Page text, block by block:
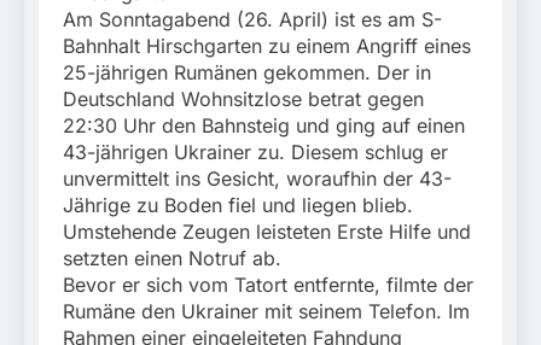
Am Sonntagabend (26. April) ist es am S-
Bahnhalt Hirschgarten zu einem Angriff eines
25-jährigen Rumänen gekommen. Der in
Deutschland Wohnsitzlose betrat gegen
22:30 Uhr den Bahnsteig und ging auf einen
43-jährigen Ukrainer zu. Diesem schlug er
unvermittelt ins Gesicht, woraufhin der 43-
Jährige zu Boden fiel und liegen blieb.
Umstehende Zeugen leisteten Erste Hilfe und
setzten einen Notruf ab.
Bevor er sich vom Tatort entfernte, filmte der
Rumäne den Ukrainer mit seinem Telefon. Im
Rahmen einer eingeleiteten Fahndung